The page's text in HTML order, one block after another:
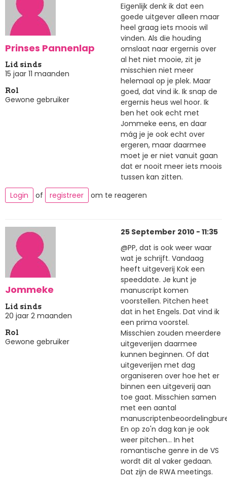
Prinses Pannenlap
Lid sinds
15 jaar 11 maanden
Rol
Gewone gebruiker
Eigenlijk denk ik dat een
goede uitgever alleen maar
heel graag iets moois wil
vinden. Als die houding
omslaat naar ergernis over
al het niet mooie, zit je
misschien niet meer
helemaal op je plek. Maar
goed, dat vind ik. Ik snap de
ergernis heus wel hoor. Ik
ben het ook echt met
Jommeke eens, en daar
mág je je ook echt over
ergeren, maar daarmee
moet je er niet vanuit gaan
dat er nooit meer iets moois
tussen kan zitten.
Login
of registreer om te reageren
Jommeke
Lid sinds
20 jaar 2 maanden
Rol
Gewone gebruiker
25 September 2010 - 11:35
@PP, dat is ook weer waar
wat je schrijft. Vandaag
heeft uitgeverij Kok een
speeddate. Je kunt je
manuscript komen
voorstellen. Pitchen heet
dat in het Engels. Dat vind ik
een prima voorstel.
Misschien zouden meerdere
uitgeverijen daarmee
kunnen beginnen. Of dat
uitgeverijen met dag
organiseren over hoe het er
binnen een uitgeverij aan
toe gaat. Misschien samen
met een aantal
En op zo'n dag kan je ook
weer pitchen... In het
romantische genre in de VS
wordt dit al vaker gedaan.
Dat zijn de RWA meetings.